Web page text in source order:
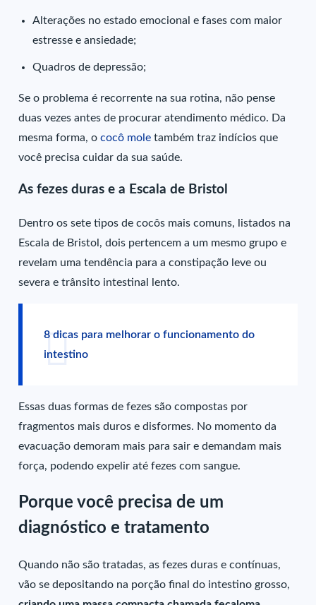
Alterações no estado emocional e fases com maior
estresse e ansiedade;
Quadros de depressão;
Se o problema é recorrente na sua rotina, não pense
duas vezes antes de procurar atendimento médico. Da
mesma forma, ococô mole também traz indícios que
você precisa cuidar da sua saúde.
As fezes duras e a Escala de Bristol
Dentro os sete tipos de cocôs mais comuns, listados na
Escala de Bristol, dois pertencem a um mesmo grupo e
revelam uma tendência para a constipação leve ou
severa e trânsito intestinal lento.
8 dicas para melhorar o funcionamento do
intestino
Essas duas formas de fezes são compostas por
fragmentos mais duros e disformes. No momento da
evacuação demoram mais para sair e demandam mais
força, podendo expelir até fezes com sangue.
Porque você precisa de um
diagnóstico e tratamento
Quando não são tratadas, as fezes duras e contínuas,
vão se depositando na porção final do intestino grosso,